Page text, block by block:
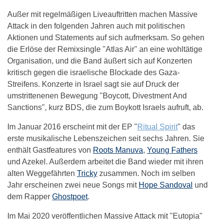
Außer mit regelmäßigen Liveauftritten machen Massive
Attack in den folgenden Jahren auch mit politischen
Aktionen und Statements auf sich aufmerksam. So gehen
die Erlöse der Remixsingle "Atlas Air" an eine wohltätige
Organisation, und die Band äußert sich auf Konzerten
kritisch gegen die israelische Blockade des Gaza-
Streifens. Konzerte in Israel sagt sie auf Druck der
umstrittenenen Bewegung "Boycott, Divestment And
Sanctions", kurz BDS, die zum Boykott Israels aufruft, ab.
Im Januar 2016 erscheint mit der EP "Ritual Spirit" das
erste musikalische Lebenszeichen seit sechs Jahren. Sie
enthält Gastfeatures von Roots Manuva, Young Fathers
und Azekel. Außerdem arbeitet die Band wieder mit ihren
alten Weggefährten Tricky zusammen. Noch im selben
Jahr erscheinen zwei neue Songs mit Hope Sandoval und
dem Rapper Ghostpoet.
Im Mai 2020 veröffentlichen Massive Attack mit "Eutopia"